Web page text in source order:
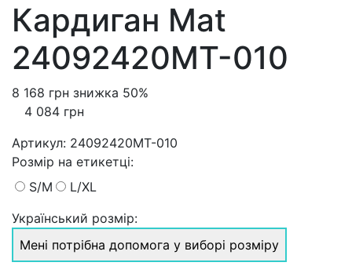
Кардиган Mat
24092420MT-010
8 168 грн знижка 50%
4 084 грн
Артикул: 24092420MT-010
Розмiр на етикетці:
S/M
L/XL
Український розмір:
Мені потрібна допомога у виборі розміру